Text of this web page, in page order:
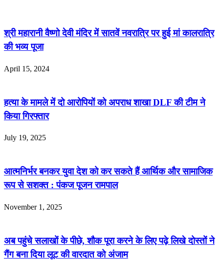
श्री महारानी वैष्णो देवी मंदिर में सातवें नवरात्रि पर हुई मां कालरात्रि
की भव्य पूजा
April 15, 2024
हत्या के मामले में दो आरोपियों को अपराध शाखा DLF की टीम ने
किया गिरफ्तार
July 19, 2025
आत्मनिर्भर बनकर युवा देश को कर सकते हैं आर्थिक और सामाजिक
रूप से सशक्त : पंकज पूजन रामपाल
November 1, 2025
अब पहुंचे सलाखों के पीछे, शौक पूरा करने के लिए पढ़े लिखे दोस्तों ने
गैंग बना दिया लूट की वारदात को अंजाम